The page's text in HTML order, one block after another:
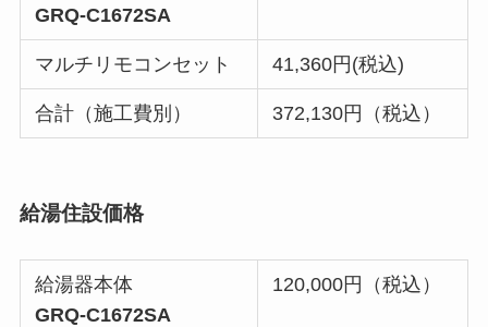
GRQ-C1672SA
マルチリモコンセット 41,360円(税込)
合計（施工費別） 372,130円（税込）
給湯住設価格
給湯器本体
GRQ-C1672SA
120,000円（税込）